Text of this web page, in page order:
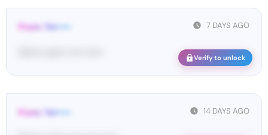
7 DAYS AGO
From: Tel•••••
Verify to unlock
14 DAYS AGO
From: Tel•••••